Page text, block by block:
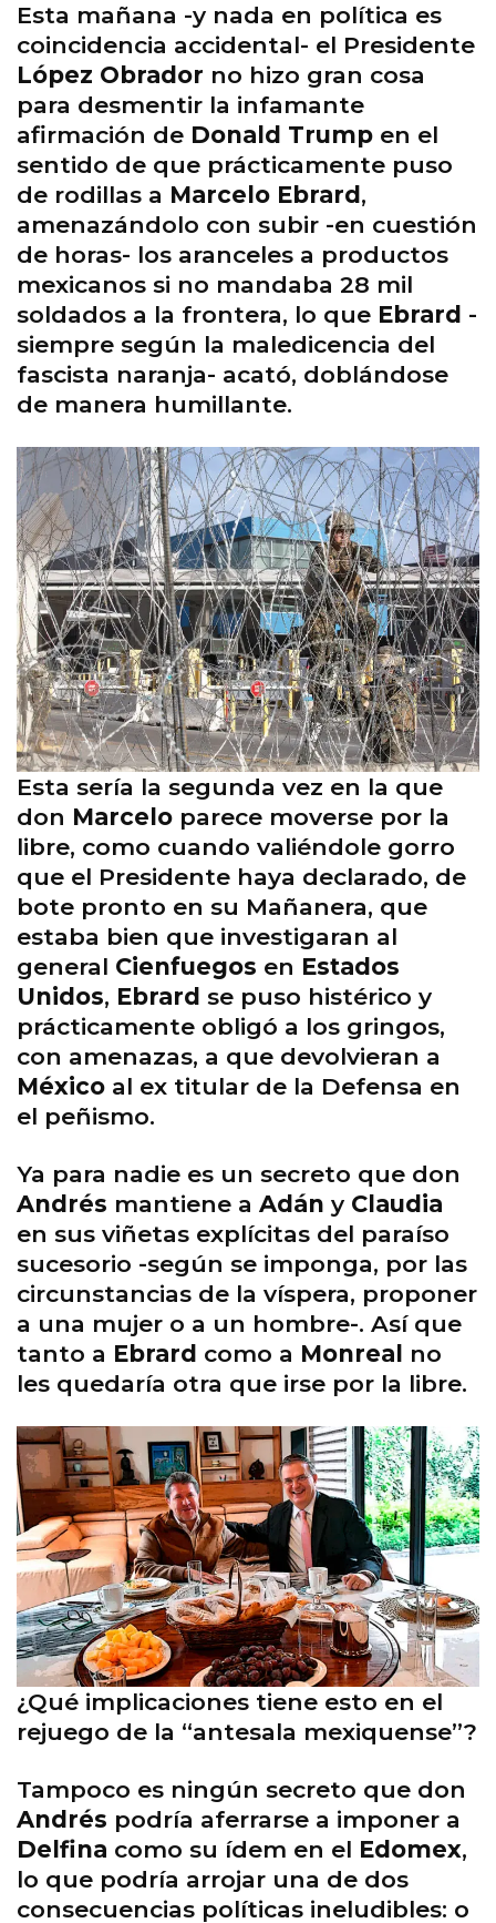
Esta mañana -y nada en política es
coincidencia accidental- el Presidente
López Obrador no hizo gran cosa
para desmentir la infamante
afirmación de Donald Trump en el
sentido de que prácticamente puso
de rodillas a Marcelo Ebrard,
amenazándolo con subir -en cuestión
de horas- los aranceles a productos
mexicanos si no mandaba 28 mil
soldados a la frontera, lo que Ebrard -
siempre según la maledicencia del
fascista naranja- acató, doblándose
de manera humillante.
Esta sería la segunda vez en la que
don Marcelo parece moverse por la
libre, como cuando valiéndole gorro
que el Presidente haya declarado, de
bote pronto en su Mañanera, que
estaba bien que investigaran al
general Cienfuegos en Estados
Unidos, Ebrard se puso histérico y
prácticamente obligó a los gringos,
con amenazas, a que devolvieran a
México al ex titular de la Defensa en
el peñismo.
Ya para nadie es un secreto que don
Andrés mantiene a Adán y Claudia
en sus viñetas explícitas del paraíso
sucesorio -según se imponga, por las
circunstancias de la víspera, proponer
a una mujer o a un hombre-. Así que
tanto a Ebrard como a Monreal no
les quedaría otra que irse por la libre.
¿Qué implicaciones tiene esto en el
rejuego de la “antesala mexiquense”?
Tampoco es ningún secreto que don
Andrés podría aferrarse a imponer a
Delfina como su ídem en el Edomex,
lo que podría arrojar una de dos
consecuencias políticas ineludibles: o